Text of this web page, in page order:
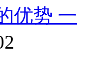
优势 一